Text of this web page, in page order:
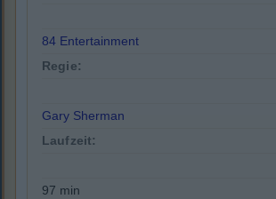
84 Entertainment
Regie:
Gary Sherman
Laufzeit:
97 min